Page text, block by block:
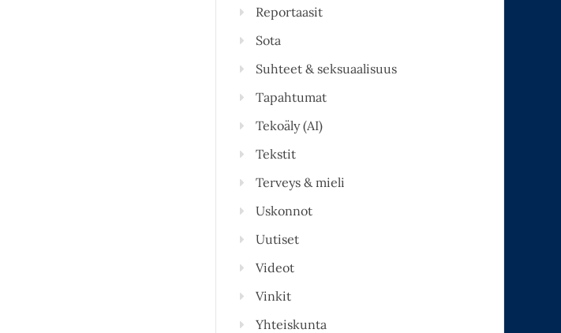
Reportaasit
Sota
Suhteet & seksuaalisuus
Tapahtumat
Tekoäly (AI)
Tekstit
Terveys & mieli
Uskonnot
Uutiset
Videot
Vinkit
Yhteiskunta